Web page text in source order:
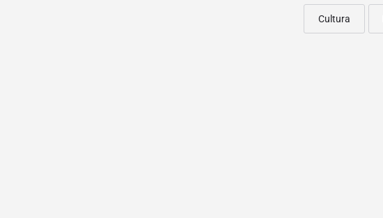
Cultura